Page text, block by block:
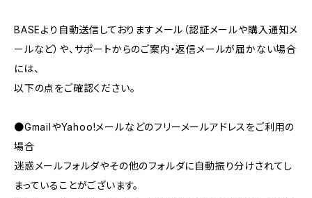
BASEより自動送信しておりますメール（認証メールや購入通知メ
ールなど）や、サポートからのご案内・返信メールが届かない場合
には、
以下の点をご確認ください。
●GmailやYahoo!メールなどのフリーメールアドレスをご利用の
場合
迷惑メールフォルダやその他のフォルダに自動振り分けされてし
まっていることがございます。